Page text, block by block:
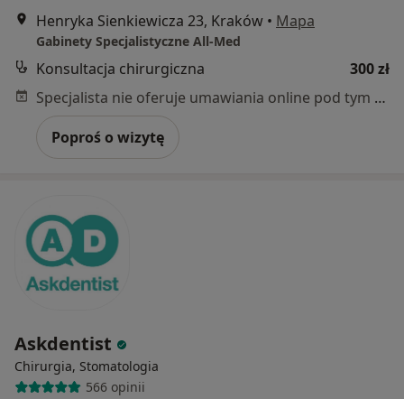
Henryka Sienkiewicza 23, Kraków • Mapa
Gabinety Specjalistyczne All-Med
Konsultacja chirurgiczna
300 zł
Specjalista nie oferuje umawiania online pod tym adresem.
Poproś o wizytę
Askdentist
Chirurgia, Stomatologia
566 opinii